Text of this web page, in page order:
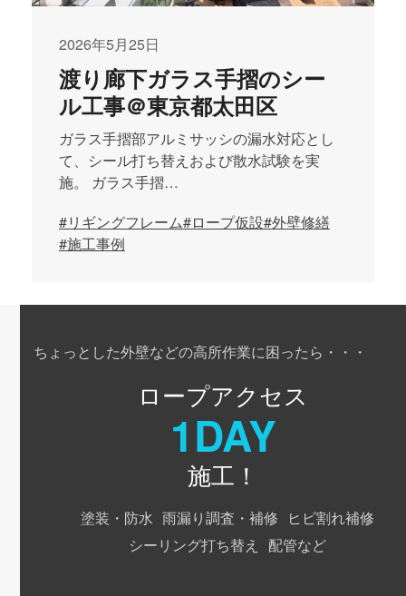
2026年5月25日
渡り廊下ガラス手摺のシー
ル工事＠東京都太田区
ガラス手摺部アルミサッシの漏水対応とし
て、シール打ち替えおよび散水試験を実
施。 ガラス手摺…
#リギングフレーム#ロープ仮設#外壁修繕
#施工事例
ちょっとした外壁などの高所作業に困ったら・・・
ロープアクセス
1DAY
施工！
塗装・防水 雨漏り調査・補修
ヒビ割れ補修
シーリング打ち替え
配管など